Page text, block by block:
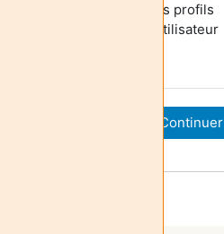
pas consulter les profils
avec un compte utilisateur
Continuer